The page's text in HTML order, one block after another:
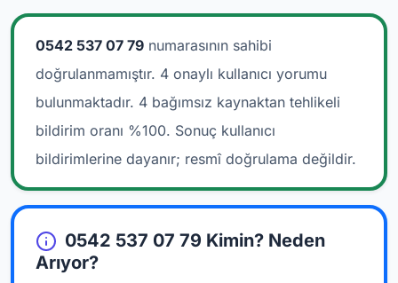
0542 537 07 79 numarasının sahibi
doğrulanmamıştır. 4 onaylı kullanıcı yorumu
bulunmaktadır. 4 bağımsız kaynaktan tehlikeli
bildirim oranı %100. Sonuç kullanıcı
bildirimlerine dayanır; resmî doğrulama değildir.
0542 537 07 79 Kimin? Neden
Arıyor?